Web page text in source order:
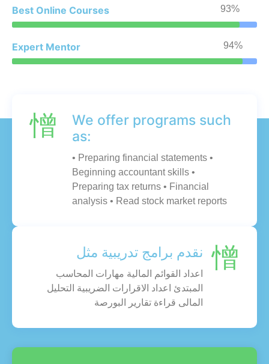
Best Online Courses 93%
Expert Mentor 94%
We offer programs such
as:
• Preparing financial statements •
Beginning accountant skills •
Preparing tax returns • Financial
analysis • Read stock market reports
نقدم برامج تدريبية مثل
اعداد القوائم المالية مهارات المحاسب
المبتدئ اعداد الاقرارات الضريبية التحليل
المالى قراءة تقارير البورصة